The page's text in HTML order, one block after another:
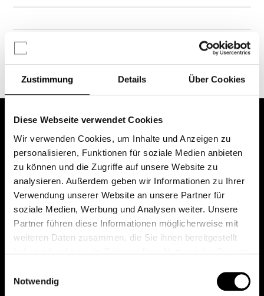
Zustimmung Details Über Cookies
Diese Webseite verwendet Cookies
Wir verwenden Cookies, um Inhalte und Anzeigen zu
personalisieren, Funktionen für soziale Medien anbieten
zu können und die Zugriffe auf unsere Website zu
analysieren. Außerdem geben wir Informationen zu Ihrer
Verwendung unserer Website an unsere Partner für
soziale Medien, Werbung und Analysen weiter. Unsere
Partner führen diese Informationen möglicherweise mit
weiteren Daten zusammen, die Sie ihnen bereitgestellt
Notwendig
Chancen & Risiken
Das erste Depot in Österreich mit 0€ Kontoführung,
0€ Ausgabeaufschlag und 0€ Depotgebühren bei
knapp 2000 Fonds und 0€ Orderspesen.